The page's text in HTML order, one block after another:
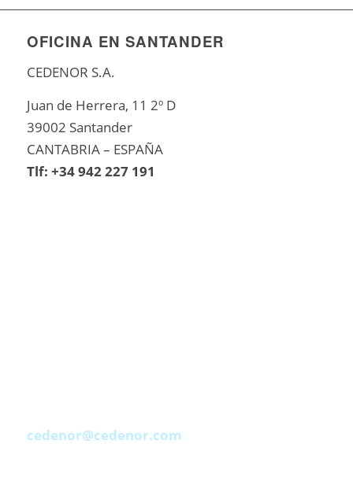
OFICINA EN SANTANDER
CEDENOR S.A.
Juan de Herrera, 11 2º D
39002 Santander
CANTABRIA – ESPAÑA
Tlf: +34 942 227 191
cedenor@cedenor.com